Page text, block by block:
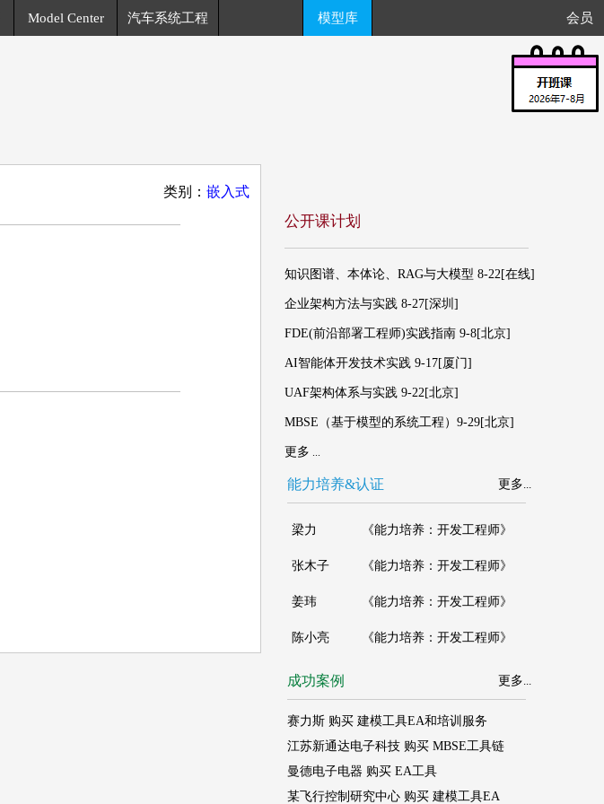
Model Center 汽车系统工程 模型库 会员
类别： 嵌入式
公开课计划
知识图谱、本体论、RAG与大模型 8-22[在线]
企业架构方法与实践 8-27[深圳]
FDE(前沿部署工程师)实践指南 9-8[北京]
AI智能体开发技术实践 9-17[厦门]
UAF架构体系与实践 9-22[北京]
MBSE（基于模型的系统工程）9-29[北京]
更多 ...
能力培养&认证 更多...
成功案例 更多...